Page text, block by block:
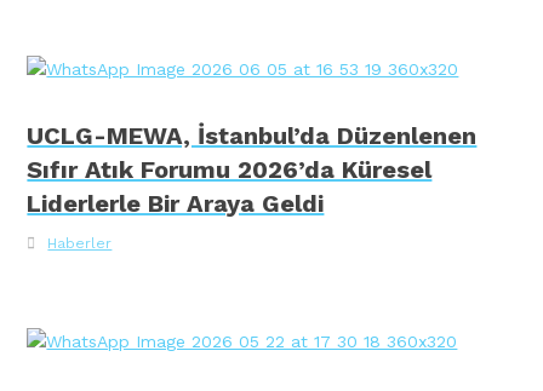
UCLG-MEWA, İstanbul’da Düzenlenen
Sıfır Atık Forumu 2026’da Küresel
Liderlerle Bir Araya Geldi
Haberler